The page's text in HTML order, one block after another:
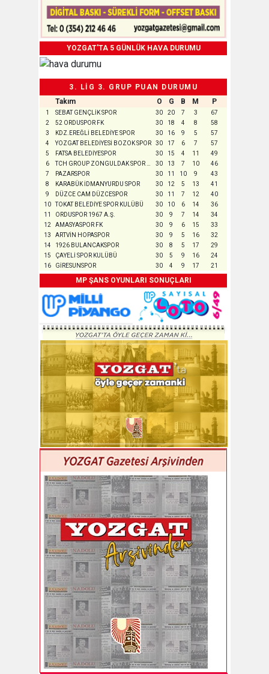
YOZGAT'TA 5 GÜNLÜK HAVA DURUMU
3. LİG 3. GRUP PUAN DURUMU
Takım
O G B M P
1 SEBAT GENÇLİK SPOR 30 20 7 3
67
2
52 ORDUSPOR FK 30 18 4 8
58
3
KDZ.EREĞLİ BELEDİYE SPOR 30 16 9 5
57
4
YOZGAT BELEDİYESİ BOZOK SPOR 30 17 6 7
57
5
FATSA BELEDİYESPOR 30 15 4 11
49
6
30 13 7 10
46
7
PAZARSPOR 30 11 10 9
43
8
KARABÜK İDMANYURDU SPOR 30 12 5 13
41
9
DÜZCE CAM DÜZCESPOR 30 11 7 12
40
10
TOKAT BELEDİYE SPOR KULÜBÜ 30 10 6 14
36
11
ORDUSPOR 1967 A.Ş. 30 9 7 14
34
12
AMASYASPOR FK 30 9 6 15
33
13
ARTVİN HOPASPOR 30 9 5 16
32
14
1926 BULANCAKSPOR 30 8 5 17
29
15
ÇAYELİ SPOR KULÜBÜ 30 5 9 16
24
16
GİRESUNSPOR 30 4 9 17 21
MP ŞANS OYUNLARI SONUÇLARI